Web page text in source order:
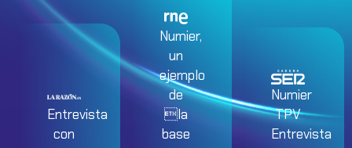
Entrevista
con
Numier,
un
ejemplo
de
la
base
Numier
TPV
Entrevista